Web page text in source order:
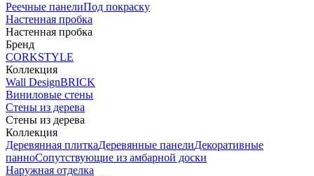
Реечные панелиПод покраску
Настенная пробка
Настенная пробка
Бренд
CORKSTYLE
Коллекция
Wall DesignBRICK
Виниловые стены
Стены из дерева
Стены из дерева
Коллекция
Деревянная плиткаДеревянные панелиДекоративные
панноСопутствующие из амбарной доски
Наружная отделка